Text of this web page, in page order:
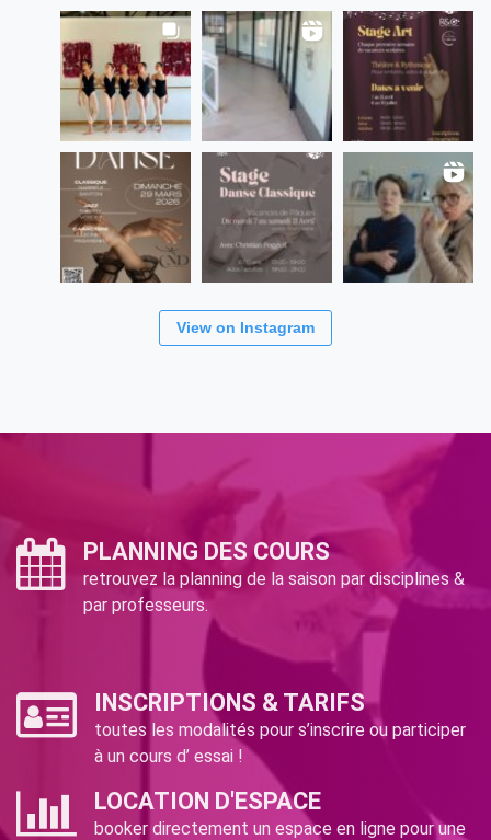
View on Instagram
PLANNING DES COURS
retrouvez la planning de la saison par disciplines &
par professeurs.
INSCRIPTIONS & TARIFS
toutes les modalités pour s’inscrire ou participer
à un cours d’ essai !
LOCATION D'ESPACE
booker directement un espace en ligne pour une